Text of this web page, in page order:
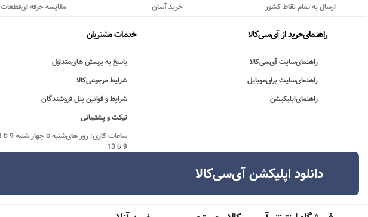
مقایسه حرفه ای‌قطعات خرید آسان ارسال به تمام نقاط کشور
راهنمای‌خرید از آی‌سی‌کالا
راهنمای‌سایت آی‌سی‌کالا
راهنمای‌سایت برای‌موبایل
راهنمای‌اپلیکیشن
خدمات مشتریان
پاسخ به پرسش های‌متداول
شرایط مرجوعی‌کالا
شرایط و قوانین پنل فروشندگان
تیکت و پشتیبانی
9 تا 13
دانلود اپلیکشن آی‌سی‌کالا